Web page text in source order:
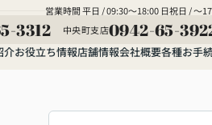
営業時間 平日 / 09:30～18:00 日祝日 / ～
3312 中央町支店0942-65-
介お役立ち情報店舗情報会社概要各種お手